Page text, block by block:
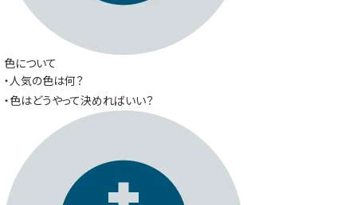
色について
・人気の色は何？
・色はどうやって決めればいい？